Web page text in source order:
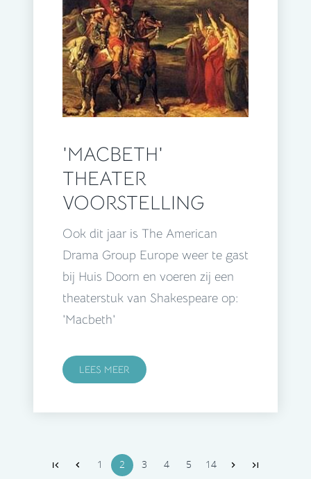
'MACBETH'
THEATER
VOORSTELLING
Ook dit jaar is The American
Drama Group Europe weer te gast
bij Huis Doorn en voeren zij een
theaterstuk van Shakespeare op:
'Macbeth'
LEES MEER
1 2 3 4 5 14